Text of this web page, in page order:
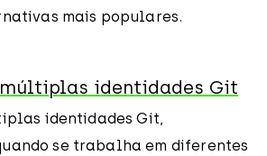
mais populares.
identidades Git
identidades Git,
se trabalha em diferentes